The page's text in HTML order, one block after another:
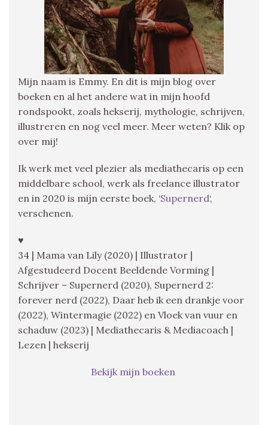
Mijn naam is Emmy. En dit is mijn blog over
boeken en al het andere wat in mijn hoofd
rondspookt, zoals hekserij, mythologie, schrijven,
illustreren en nog veel meer. Meer weten? Klik op
over mij!
Ik werk met veel plezier als mediathecaris op een
middelbare school, werk als freelance illustrator
en in 2020 is mijn eerste boek, ‘Supernerd‘,
verschenen.
♥
34 | Mama van Lily (2020) | Illustrator |
Afgestudeerd Docent Beeldende Vorming |
Schrijver – Supernerd (2020), Supernerd 2:
forever nerd (2022), Daar heb ik een drankje voor
(2022), Wintermagie (2022) en Vloek van vuur en
schaduw (2023) | Mediathecaris & Mediacoach |
Lezen | hekserij
Bekijk mijn boeken